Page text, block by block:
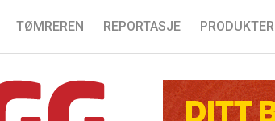
TØMREREN REPORTASJE PRODUKTER